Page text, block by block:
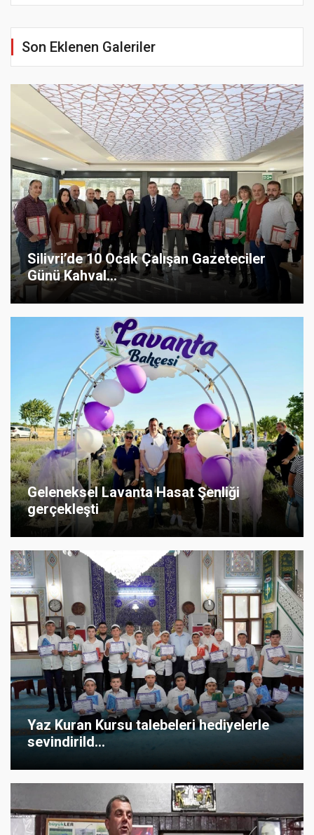
Son Eklenen Galeriler
Silivri’de 10 Ocak Çalışan Gazeteciler
Günü Kahval...
Geleneksel Lavanta Hasat Şenliği
gerçekleşti
Yaz Kuran Kursu talebeleri hediyelerle
sevindirild...